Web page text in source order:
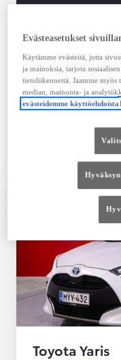
tekninen tarkastus
Voimassaoleva
Toyota-
Saatavilla Easy
Toyota Yaris
Evästeasetukset
Käytämme evästeitä, jotta
ja mainoksia, tarjota
tietoliikennettä. Jaamme myös
median, mainonta- ja
evästeidemme käyttöehdoista